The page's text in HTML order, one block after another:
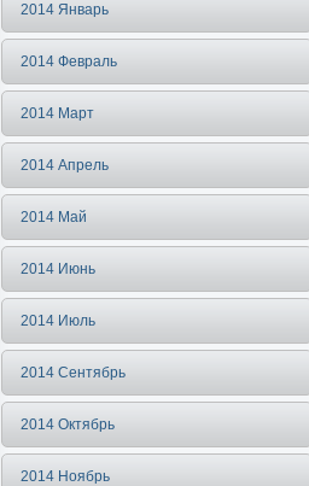
2014 Январь
2014 Февраль
2014 Март
2014 Апрель
2014 Май
2014 Июнь
2014 Июль
2014 Сентябрь
2014 Октябрь
2014 Ноябрь